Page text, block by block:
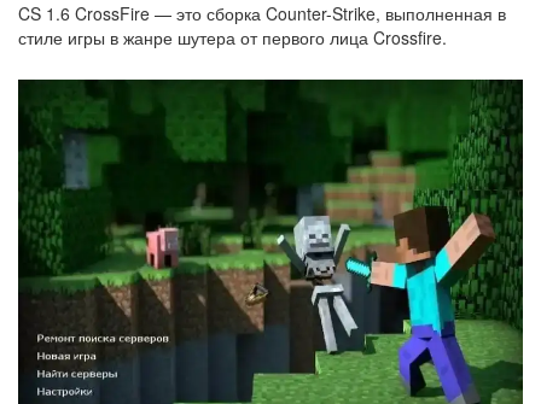
CS 1.6 CrossFire — это сборка Counter-Strike, выполненная в
стиле игры в жанре шутера от первого лица Crossfire.